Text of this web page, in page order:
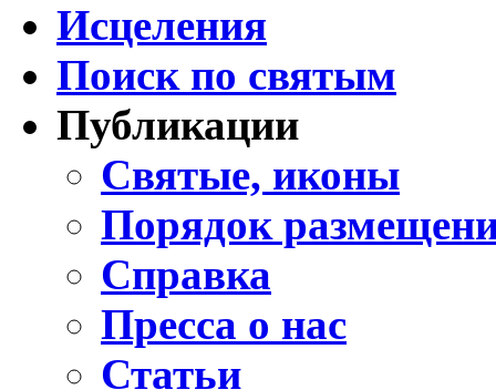
Исцеления
Поиск по святым
Публикации
Святые, иконы
Порядок
Справка
Пресса о нас
Статьи